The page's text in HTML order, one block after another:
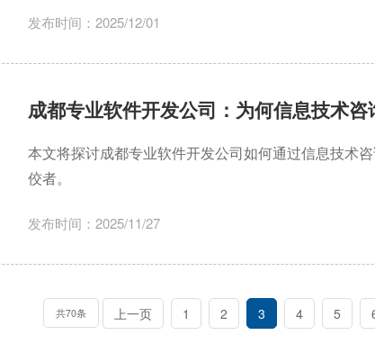
发布时间：2025/12/01
成都专业软件开发公司：为何信息技术咨
本文将探讨成都专业软件开发公司如何通过信息技术
佼者。
发布时间：2025/11/27
共70条 上一页 1 2 3 4 5